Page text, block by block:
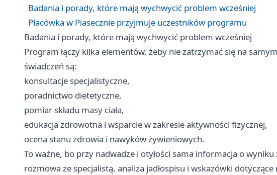
Badania i porady, które mają wychwycić problem wcześniej
Placówka w Piasecznie przyjmuje uczestników programu
Badania i porady, które mają wychwycić problem wcześniej
Program łączy kilka elementów, żeby nie zatrzymać się na
świadczeń są:
konsultacje specjalistyczne,
poradnictwo dietetyczne,
pomiar składu masy ciała,
edukacja zdrowotna i wsparcie w zakresie aktywności fizycznej,
ocena stanu zdrowia i nawyków żywieniowych.
To ważne, bo przy nadwadze i otyłości sama informacja o
rozmowa ze specjalistą, analiza jadłospisu i wskazówki